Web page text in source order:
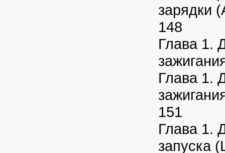
зарядки
148
Глава 1.
Глава 1.
151
Глава 1.
запуска